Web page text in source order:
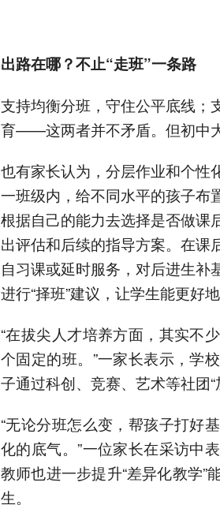
出路在哪？不止“走班”一条路
支持均衡分班，守住公平底线；
育——这两者并不矛盾。但初中
也有家长认为，分层作业和个性
一班级内，给不同水平的孩子布
根据自己的能力去选择是否做课
出评估和后续的指导方案。在课
自习课或延时服务，对后进生补
进行“择班”建议，让学生能更好
“在拔尖人才培养方面，其实不
个固定的班。”一家长表示，学
子通过科创、竞赛、艺术等社团“
“无论分班怎么变，帮孩子打好
化的底气。”一位家长在采访中
教师也进一步提升“差异化教学”
生。